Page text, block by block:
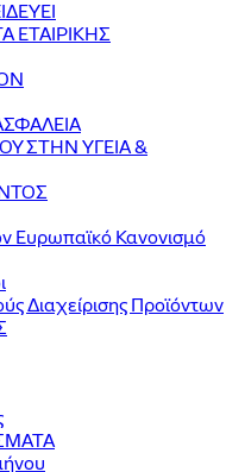
ΕΤΑΙΡΙΚΗΣ
ΣΤΗΝ ΥΓΕΙΑ &
Ευρωπαϊκό Κανονισμό
Διαχείρισης Προϊόντων